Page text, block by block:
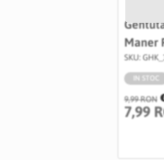
Maner
SKU:
IN STOC
9,99 RON
7,99